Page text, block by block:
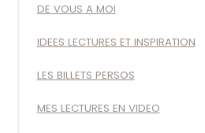
DE VOUS A MOI
IDEES LECTURES ET INSPIRATION
LES BILLETS PERSOS
MES LECTURES EN VIDEO